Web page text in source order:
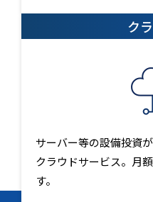
ク
サーバー等の設備投資
クラウドサービス。月
す。